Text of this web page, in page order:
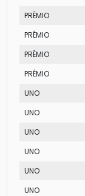
PRÊMIO
PRÊMIO
PRÊMIO
PRÊMIO
UNO
UNO
UNO
UNO
UNO
UNO